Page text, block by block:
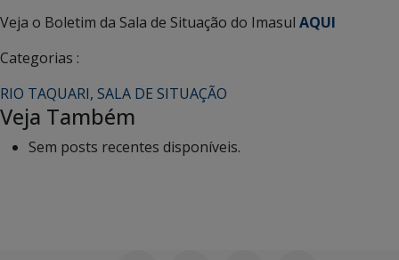
Veja o Boletim da Sala de Situação do Imasul AQUI
Categorias :
RIO TAQUARI, SALA DE SITUAÇÃO
Veja Também
Sem posts recentes disponíveis.